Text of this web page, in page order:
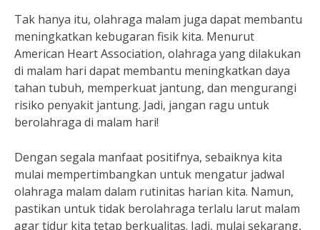
Tak hanya itu, olahraga malam juga dapat membantu
meningkatkan kebugaran fisik kita. Menurut
American Heart Association, olahraga yang dilakukan
di malam hari dapat membantu meningkatkan daya
tahan tubuh, memperkuat jantung, dan mengurangi
risiko penyakit jantung. Jadi, jangan ragu untuk
berolahraga di malam hari!
Dengan segala manfaat positifnya, sebaiknya kita
mulai mempertimbangkan untuk mengatur jadwal
olahraga malam dalam rutinitas harian kita. Namun,
pastikan untuk tidak berolahraga terlalu larut malam
agar tidur kita tetap berkualitas. Jadi, mulai sekarang,